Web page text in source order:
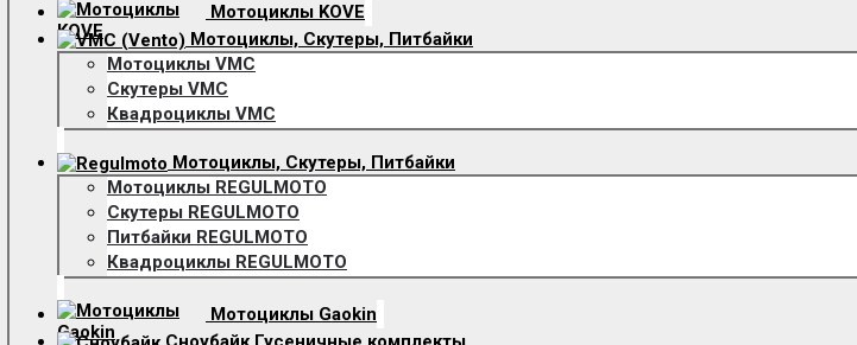
Мотоциклы KOVE
Мотоциклы, Скутеры, Питбайки
Мотоциклы VMC
Скутеры VMC
Квадроциклы VMC
Мотоциклы, Скутеры, Питбайки
Мотоциклы REGULMOTO
Скутеры REGULMOTO
Питбайки REGULMOTO
Квадроциклы REGULMOTO
Мотоциклы Gaokin